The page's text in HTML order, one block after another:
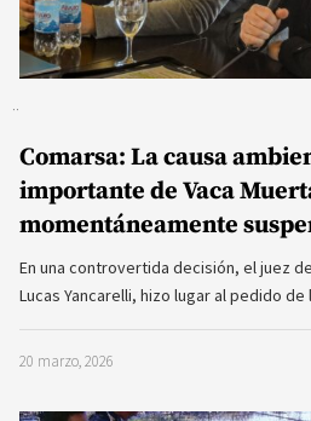
Comarsa: La causa
importante de Vaca
momentáneamente
En una controvertida decisión, el juez
Lucas Yancarelli, hizo lugar al pedido
20 marzo, 2026